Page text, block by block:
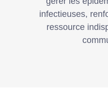
infectieuses,
ressource